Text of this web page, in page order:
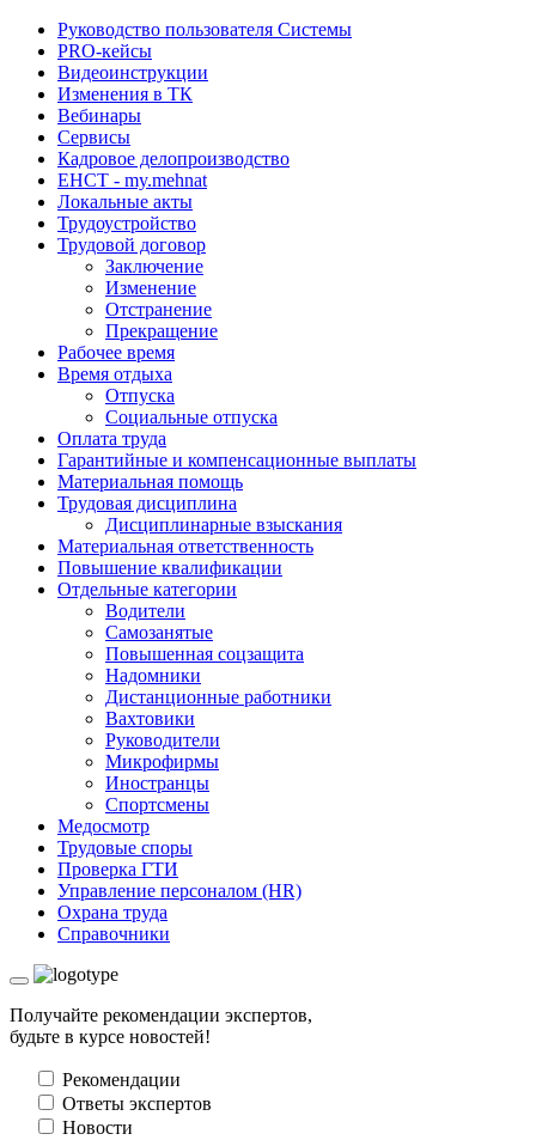
Руководство пользователя Системы
PRO-кейсы
Видеоинструкции
Изменения в ТК
Вебинары
Сервисы
Кадровое делопроизводство
ЕНСТ - my.mehnat
Локальные акты
Трудоустройство
Трудовой договор
Заключение
Изменение
Отстранение
Прекращение
Рабочее время
Время отдыха
Отпуска
Социальные отпуска
Оплата труда
Гарантийные и компенсационные выплаты
Материальная помощь
Трудовая дисциплина
Дисциплинарные взыскания
Материальная ответственность
Повышение квалификации
Отдельные категории
Водители
Самозанятые
Повышенная соцзащита
Надомники
Дистанционные работники
Вахтовики
Руководители
Микрофирмы
Иностранцы
Спортсмены
Медосмотр
Трудовые споры
Проверка ГТИ
Управление персоналом (HR)
Охрана труда
Справочники
Получайте рекомендации экспертов,
будьте в курсе новостей!
Рекомендации
Ответы экспертов
Новости